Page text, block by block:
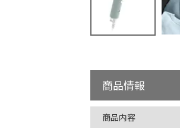
商品情報
商品内容